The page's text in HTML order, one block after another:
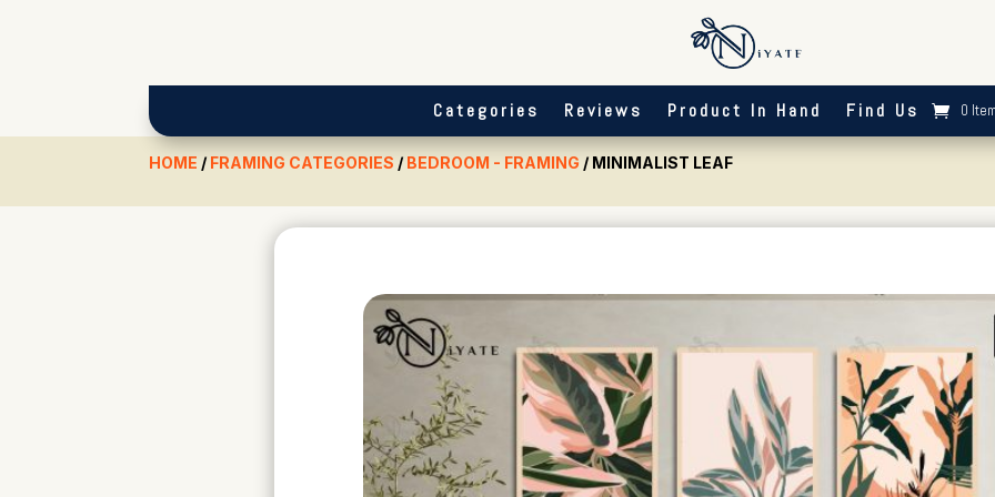
Categories Reviews Product In Hand Find Us 0
HOME /FRAMING CATEGORIES /BEDROOM - FRAMING / MINIMALIST LEAF